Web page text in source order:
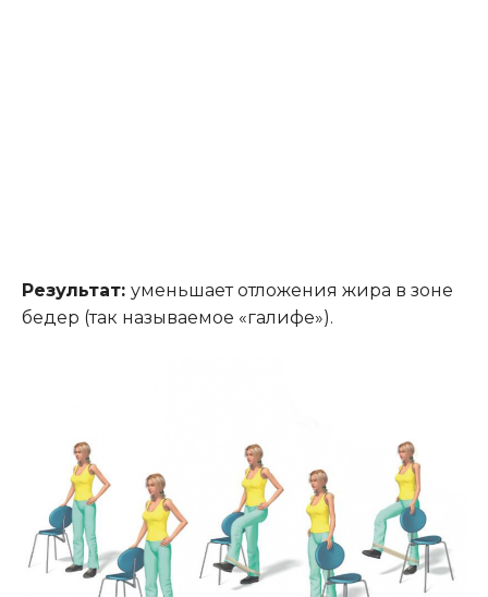
Результат: уменьшает отложения жира в зоне
бедер (так называемое «галифе»).